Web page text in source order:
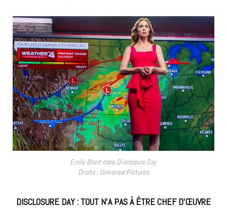
Emily Blunt dans Disclosure Day
Droits : Universal Pictures
DISCLOSURE DAY : TOUT N’A PAS À ÊTRE CHEF D’ŒUVRE